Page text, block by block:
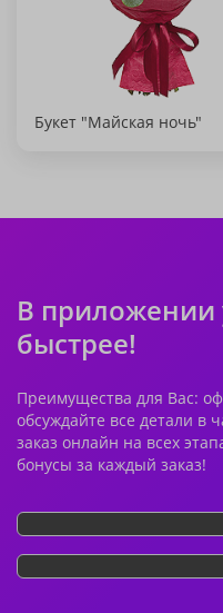
Букет "Майская ночь"
В приложении
быстрее!
Преимущества для Вас:
обсуждайте все детали в
заказ онлайн на всех
бонусы за каждый заказ!